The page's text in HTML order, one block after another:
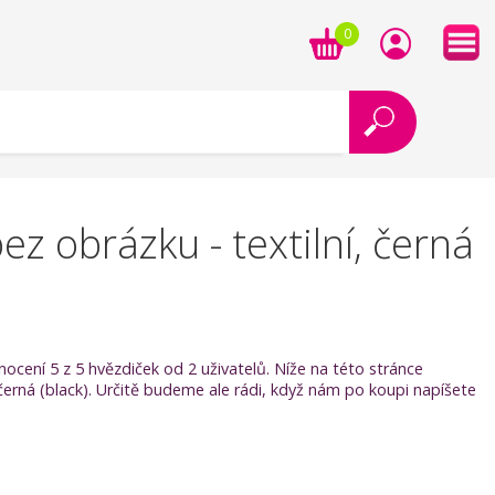
0
obrázku - textilní, černá
5 z 5 hvězdiček od 2 uživatelů. Níže na této stránce
(black). Určitě budeme ale rádi, když nám po koupi napíšete